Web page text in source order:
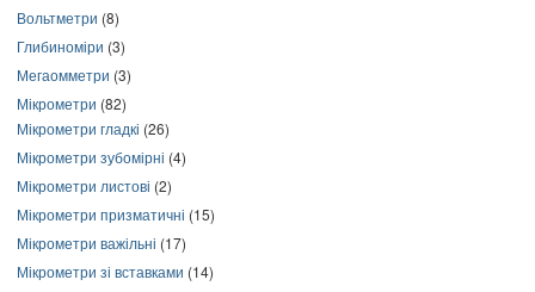
Вольтметри (8)
Глибиноміри (3)
Мегаомметри (3)
Мікрометри (82)
Мікрометри гладкі (26)
Мікрометри зубомірні (4)
Мікрометри листові (2)
Мікрометри призматичні (15)
Мікрометри важільні (17)
Мікрометри зі вставками (14)